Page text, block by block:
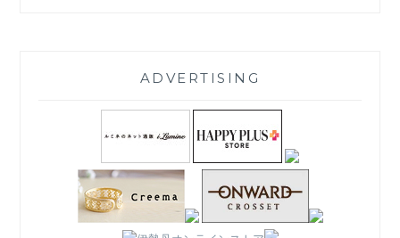
ADVERTISING